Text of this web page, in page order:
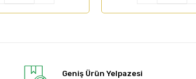
Geniş Ürün Yelpazesi